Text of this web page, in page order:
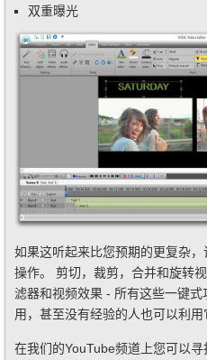
双重曝光
如果这听起来比您预期的更复杂
操作。 剪切，裁剪，合并和旋转
滤器和视频效果 - 所有这些一键
用，甚至没有经验的人也可以利用
在我们的YouTube频道上您可以